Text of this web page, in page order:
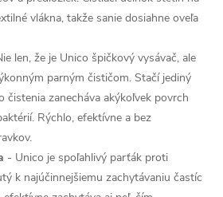
vlákna, takže sanie dosiahne oveľa
len, že je Unico špičkový vysávač, ale
parným čističom. Stačí jediný
čistenia zanecháva akýkoľvek povrch
Rýchlo, efektívne a bez
- Unico je spoľahlivý parťák proti
k najúčinnejšiemu zachytávaniu častíc